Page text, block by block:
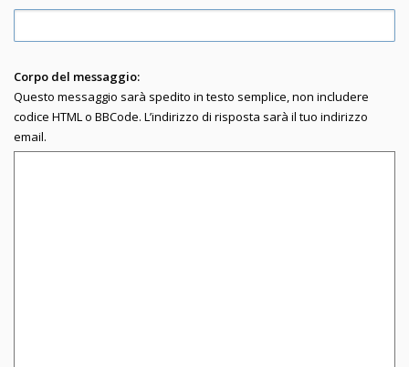
Corpo del messaggio:
Questo messaggio sarà spedito in testo semplice, non includere
codice HTML o BBCode. L’indirizzo di risposta sarà il tuo indirizzo
email.